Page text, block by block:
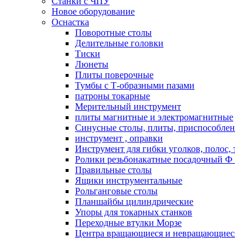
Новое оборудование
Оснастка
Поворотные столы
Делительные головки
Тиски
Люнеты
Плиты поверочные
Тумбы с Т-образными пазами
патроны токарные
Мерительный инструмент
плиты магнитные и электромагнитные
Синусные столы, плиты,
инструмент , оправки
Инструмент для гибки уголков,
Ролики резьбонакатные посадочный
Правильные столы
Ящики инструментальные
Рольганговые столы
Планшайбы цилиндрические
Упоры для токарных станков
Переходные втулки Морзе
Центра вращающиеся и